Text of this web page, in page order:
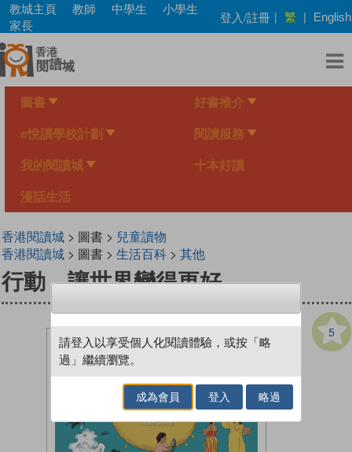
Skip
main
content
教城主頁 教師 中學生
小學生
家長
登入/註冊 | 繁 | English
圖書 好書推介
e悅讀學校計劃 閱讀服務
我的閱讀城 十本好讀
漫話生活
香港閱讀城> 圖書 > 兒童讀物
香港閱讀城> 圖書 > 生活百科> 其他
行動，讓世界變得更好
5
請登入以享受個人化閱讀體驗，或按「略
過」繼續瀏覽。
成為會員 登入 略過